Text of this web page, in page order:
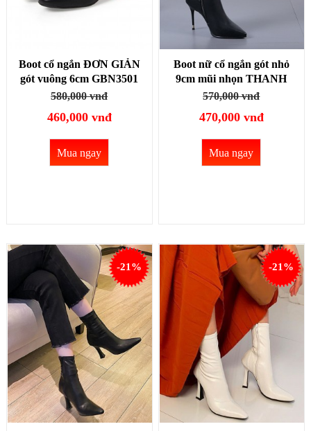
Boot cổ ngắn ĐƠN GIẢN
gót vuông 6cm GBN3501
580,000 vnđ
460,000 vnđ
Mua ngay
Boot nữ cổ ngắn gót nhỏ
9cm mũi nhọn THANH
DÁNG GBN107
570,000 vnđ
470,000 vnđ
Mua ngay
-21% -21%